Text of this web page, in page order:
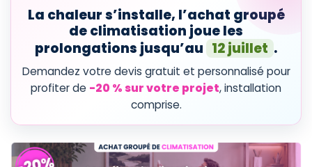
La chaleur s’installe, l’achat groupé
de climatisation joue les
prolongations jusqu’au 12 juillet .
Demandez votre devis gratuit et personnalisé pour
profiter de -20 % sur votre projet, installation
comprise.